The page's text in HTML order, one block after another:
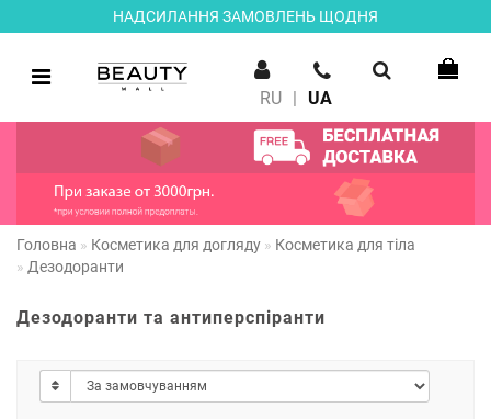
НАДСИЛАННЯ ЗАМОВЛЕНЬ ЩОДНЯ
RU | UA
Головна Косметика для догляду
Косметика для тіла
Дезодоранти
Дезодоранти та антиперспіранти